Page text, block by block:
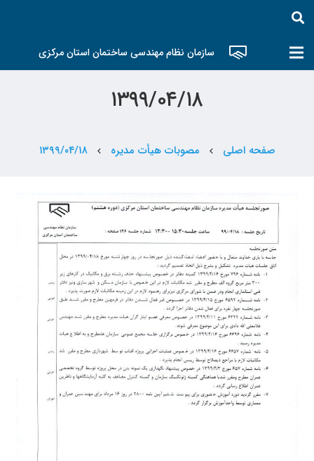
سازمان نظام مهندسی ساختمان استان مرکزی
۱۳۹۹/۰۴/۱۸
صفحه اصلی chevron_left مصوبات هیأت مدیره chevron_left ۱۳۹۹/۰۴/۱۸